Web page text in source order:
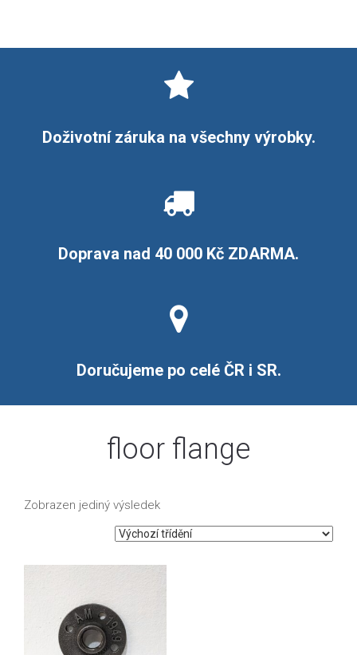
Doživotní záruka na všechny výrobky.
Doprava nad 40 000 Kč ZDARMA.
Doručujeme po celé ČR i SR.
floor flange
Zobrazen jediný výsledek